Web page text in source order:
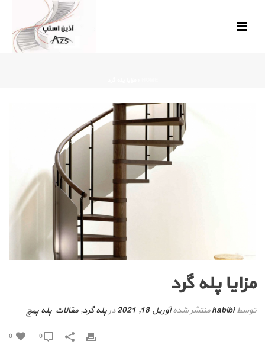
مزایا پله گرد
توسطhabibiمنتشر شدهآوریل 18, 2021 درپله گرد,مقالات پله پیچ
0